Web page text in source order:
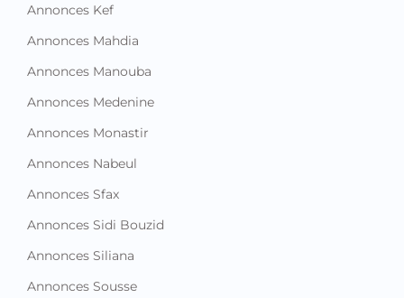
Annonces Kef
Annonces Mahdia
Annonces Manouba
Annonces Medenine
Annonces Monastir
Annonces Nabeul
Annonces Sfax
Annonces Sidi Bouzid
Annonces Siliana
Annonces Sousse